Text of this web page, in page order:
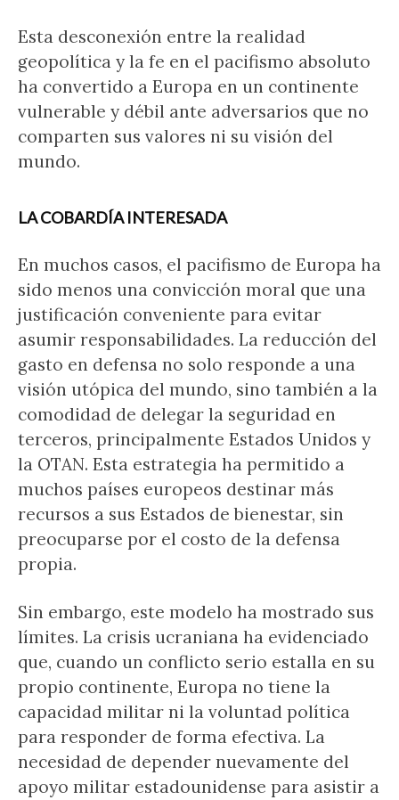
Esta desconexión entre la realidad
geopolítica y la fe en el pacifismo absoluto
ha convertido a Europa en un continente
vulnerable y débil ante adversarios que no
comparten sus valores ni su visión del
mundo.
LA COBARDÍA INTERESADA
En muchos casos, el pacifismo de Europa ha
sido menos una convicción moral que una
justificación conveniente para evitar
asumir responsabilidades. La reducción del
gasto en defensa no solo responde a una
visión utópica del mundo, sino también a la
comodidad de delegar la seguridad en
terceros, principalmente Estados Unidos y
la OTAN. Esta estrategia ha permitido a
muchos países europeos destinar más
recursos a sus Estados de bienestar, sin
preocuparse por el costo de la defensa
propia.
Sin embargo, este modelo ha mostrado sus
límites. La crisis ucraniana ha evidenciado
que, cuando un conflicto serio estalla en su
propio continente, Europa no tiene la
capacidad militar ni la voluntad política
para responder de forma efectiva. La
necesidad de depender nuevamente del
apoyo militar estadounidense para asistir a